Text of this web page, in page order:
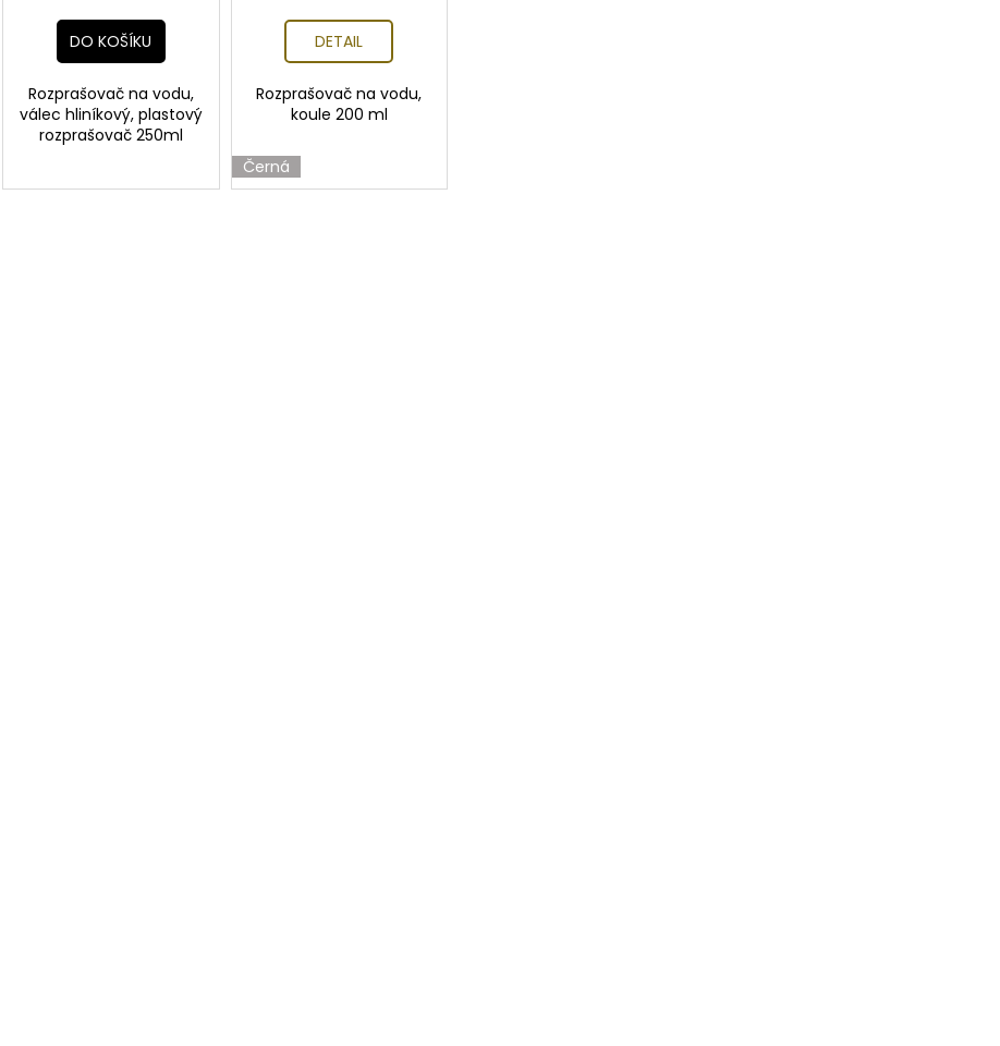
DO KOŠÍKU
Rozprašovač na vodu,
válec hliníkový, plastový
rozprašovač 250ml
DETAIL
Rozprašovač na vodu,
koule 200 ml
Černá